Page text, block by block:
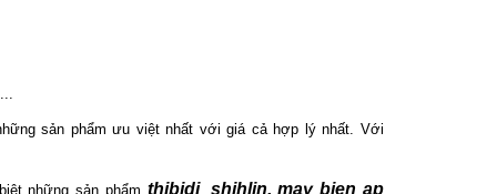
sản phẩm ưu việt nhất với giá cả hợp lý nhất. Với
những sản phẩm thibidi, shihlin, may bien ap